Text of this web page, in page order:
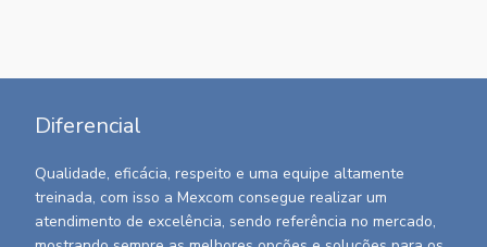
Diferencial
Qualidade, eficácia, respeito e uma equipe altamente
treinada, com isso a Mexcom consegue realizar um
atendimento de excelência, sendo referência no mercado,